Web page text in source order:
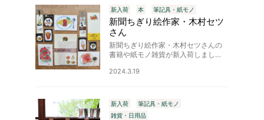
とは…
新入荷 本 筆記具・紙モノ
新聞ちぎり絵作家・木村セツ
さん
新聞ちぎり絵作家・木村セツさんの
書籍や紙モノ雑貨が新入荷しまし
くさんの作品を生み出されてきた木
新しい…
2024.3.19
新入荷
筆記具・紙モノ
雑貨・日用品